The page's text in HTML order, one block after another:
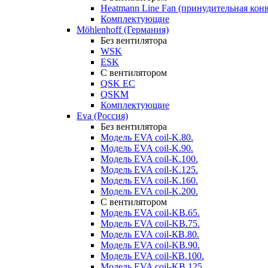
Heatmann Line Fan (принудительная
Комплектующие
Möhlenhoff (Германия)
Без вентилятора
WSK
ESK
С вентилятором
QSK EC
QSKM
Комплектующие
Eva (Россия)
Без вентилятора
Модель EVA coil-K.80.
Модель EVA coil-K.90.
Модель EVA coil-K.100.
Модель EVA coil-K.125.
Модель EVA coil-K.160.
Модель EVA coil-K.200.
С вентилятором
Модель EVA coil-KВ.65.
Модель EVA coil-KВ.75.
Модель EVA coil-КВ.80.
Модель EVA coil-KВ.90.
Модель EVA coil-КВ.100.